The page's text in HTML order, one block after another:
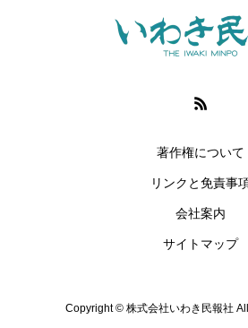
著作権について
リンクと免責事
会社案内
サイトマップ
Copyright © 株式会社いわき民報社